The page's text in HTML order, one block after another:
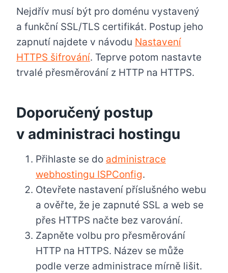
Nejdřív musí být pro doménu vystavený
a funkční SSL/TLS certifikát. Postup jeho
zapnutí najdete v návodu Nastavení
HTTPS šifrování. Teprve potom nastavte
trvalé přesměrování z HTTP na HTTPS.
Doporučený postup
v administraci hostingu
Přihlaste se do administrace
webhostingu ISPConfig.
Otevřete nastavení příslušného webu
a ověřte, že je zapnuté SSL a web se
přes HTTPS načte bez varování.
Zapněte volbu pro přesměrování
HTTP na HTTPS. Název se může
podle verze administrace mírně lišit.